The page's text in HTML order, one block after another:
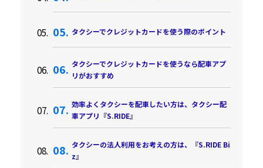
タクシーでクレジットカードを使う際のポイント
タクシーでクレジットカードを使うなら配車アプ
リがおすすめ
効率よくタクシーを配車したい方は、タクシー配
車アプリ『S.RIDE』
タクシーの法人利用をお考えの方は、『S.RIDE Bi
z』